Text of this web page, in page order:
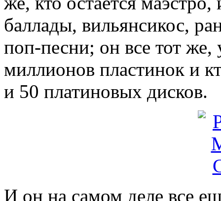
баллады, вильянсикос,
поп-песни; он все тот же,
миллионов пластинок и
и 50 платиновых дисков.
И он на самом деле все